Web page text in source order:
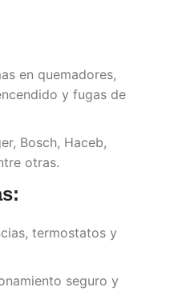
en quemadores,
y fugas de
Bosch, Haceb,
otras.
termostatos y
seguro y